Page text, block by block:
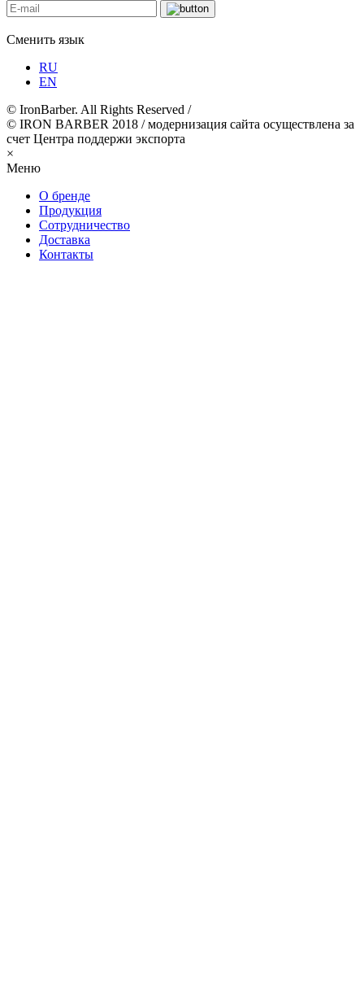
Сменить язык
RU
EN
© IronBarber. All Rights Reserved /
© IRON BARBER 2018 / модернизация сайта осуществлена за
счет Центра поддержи экспорта
×
Меню
О бренде
Продукция
Сотрудничество
Доставка
Контакты